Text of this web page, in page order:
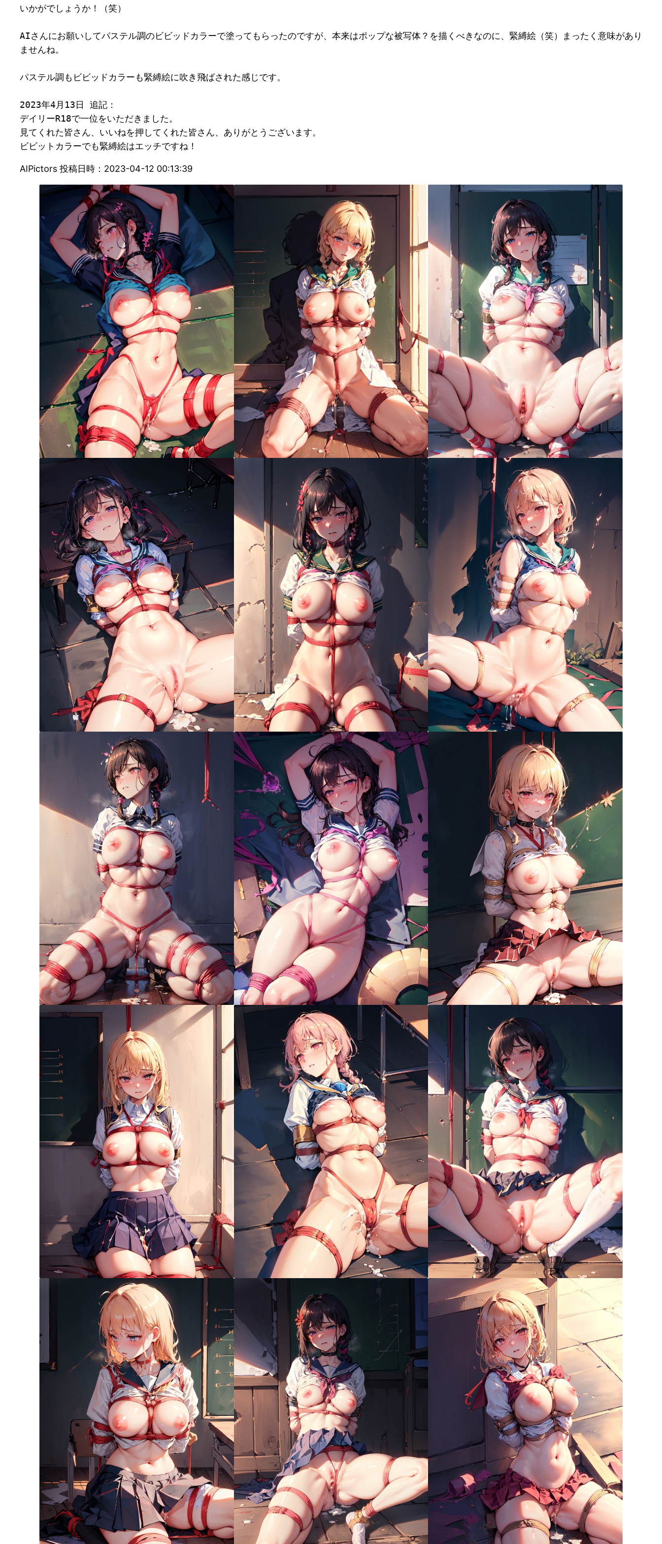
いかがでしょうか！（笑）
AIさんにお願いしてパステル調のビビッドカラーで塗ってもらったのですが、本来はポップな被写体？を描くべきなのに、緊縛絵（笑）まったく意味があり
ませんね。
パステル調もビビッドカラーも緊縛絵に吹き飛ばされた感じです。
2023年4月13日 追記：
デイリーR18で一位をいただきました。
見てくれた皆さん、いいねを押してくれた皆さん、ありがとうございます。
ビビットカラーでも緊縛絵はエッチですね！
AIPictors 投稿日時：2023-04-12 00:13:39